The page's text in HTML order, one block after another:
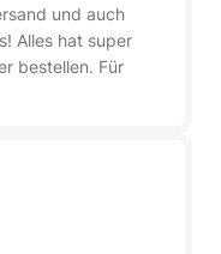
und auch
Alles hat super
bestellen. Für